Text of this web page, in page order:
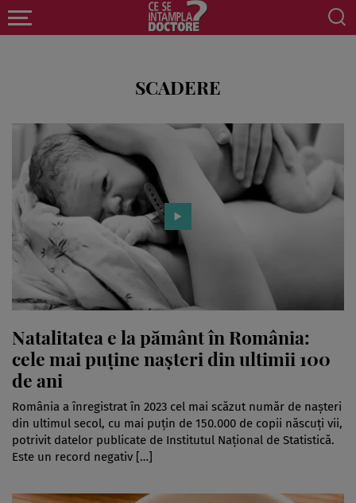
SCADERE
Natalitatea e la pământ în România:
cele mai puține nașteri din ultimii 100
de ani
România a înregistrat în 2023 cel mai scăzut număr de nașteri
din ultimul secol, cu mai puțin de 150.000 de copii născuți vii,
potrivit datelor publicate de Institutul Național de Statistică.
Este un record negativ […]